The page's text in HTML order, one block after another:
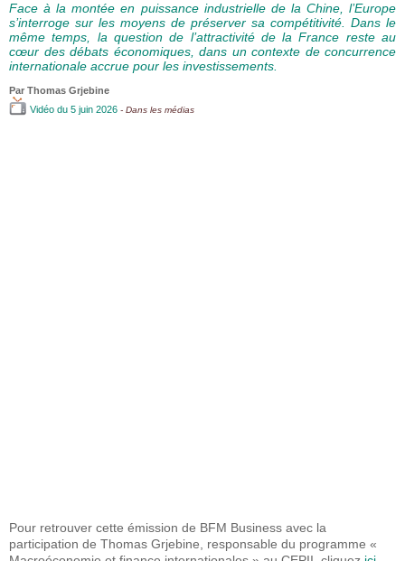
Face à la montée en puissance industrielle de la Chine, l’Europe
s’interroge sur les moyens de préserver sa compétitivité. Dans le
même temps, la question de l’attractivité de la France reste au
cœur des débats économiques, dans un contexte de concurrence
internationale accrue pour les investissements.
Par Thomas Grjebine
Vidéo du 5 juin 2026 - Dans les médias
Pour retrouver cette émission de BFM Business avec la
participation de Thomas Grjebine, responsable du programme «